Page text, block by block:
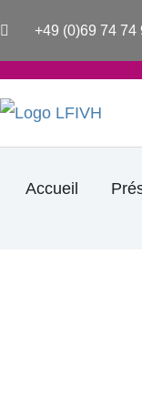
+49 (0)69 74 74
Accueil